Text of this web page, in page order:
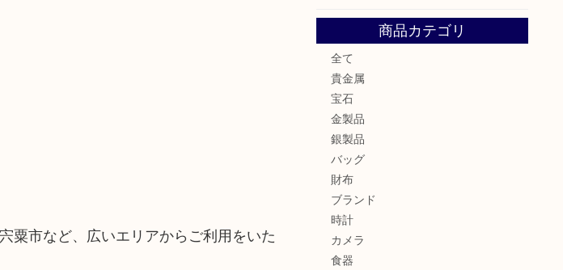
粟市など、広いエリアからご利用をいた
商品カテゴリ
全て
貴金属
宝石
金製品
銀製品
バッグ
財布
ブランド
時計
カメラ
食器